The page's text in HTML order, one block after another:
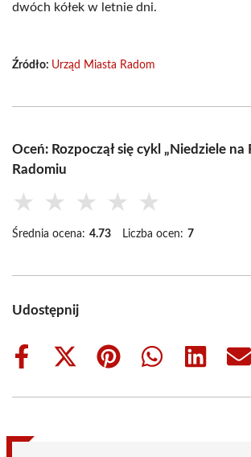
dwóch kółek w letnie dni.
Źródło: Urząd Miasta Radom
Oceń: Rozpoczął się cykl „Niedziele na
Radomiu
★ ★ ★ ★ ★
Średnia ocena: 4.73 Liczba ocen: 7
Udostępnij
Share
Share
(Twitter)
Share
Share
Share